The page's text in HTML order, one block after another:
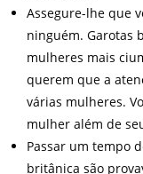
Assegure-lhe que
ninguém. Garotas
mulheres mais
querem que a
várias mulheres.
mulher além de
Passar um tempo
britânica são